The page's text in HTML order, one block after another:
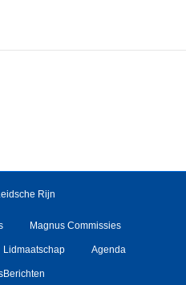
Rijn
Magnus Commissies
Lidmaatschap Agenda